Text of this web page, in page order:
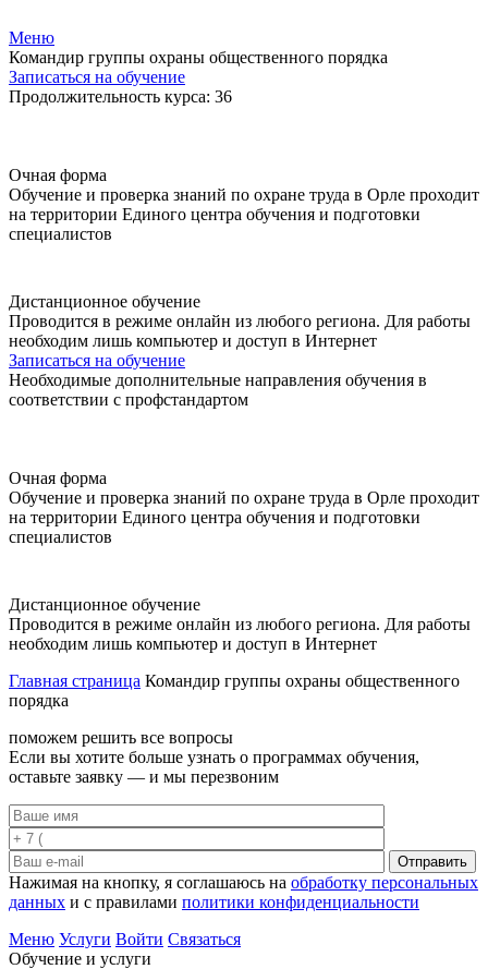
Меню
Командир группы охраны общественного порядка
Записаться на обучение
Продолжительность курса: 36
Очная форма
Обучение и проверка знаний по охране труда в Орле проходит
на территории Единого центра обучения и подготовки
специалистов
Дистанционное обучение
Проводится в режиме онлайн из любого региона. Для работы
необходим лишь компьютер и доступ в Интернет
Записаться на обучение
Необходимые дополнительные направления обучения в
соответствии с профстандартом
Очная форма
Обучение и проверка знаний по охране труда в Орле проходит
на территории Единого центра обучения и подготовки
специалистов
Дистанционное обучение
Проводится в режиме онлайн из любого региона. Для работы
необходим лишь компьютер и доступ в Интернет
Главная страница Командир группы охраны общественного
порядка
поможем решить все вопросы
Если вы хотите больше узнать о программах обучения,
оставьте заявку — и мы перезвоним
Отправить
Нажимая на кнопку, я соглашаюсь на обработку персональных
данных и с правилами политики конфиденциальности
Меню Услуги Войти Связаться
Обучение и услуги